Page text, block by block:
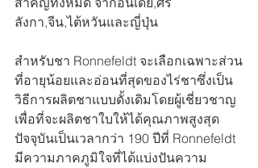
ลังกา,จีน,ไต้หวันและญี่ปุ่น
สำหรับชา Ronnefeldt จะเลือกเฉพาะส่วน
ที่อายุน้อยและอ่อนที่สุดของไร่ชาซึ่งเป็น
วิธีการผลิตชาแบบดั้งเดิมโดยผู้เชี่ยวชาญ
เพื่อที่จะผลิตชาใบให้ได้คุณภาพสูงสุด
ปัจจุบันเป็นเวลากว่า 190 ปีที่ Ronnefeldt
มีความภาคภูมิใจที่ได้แบ่งปันความ